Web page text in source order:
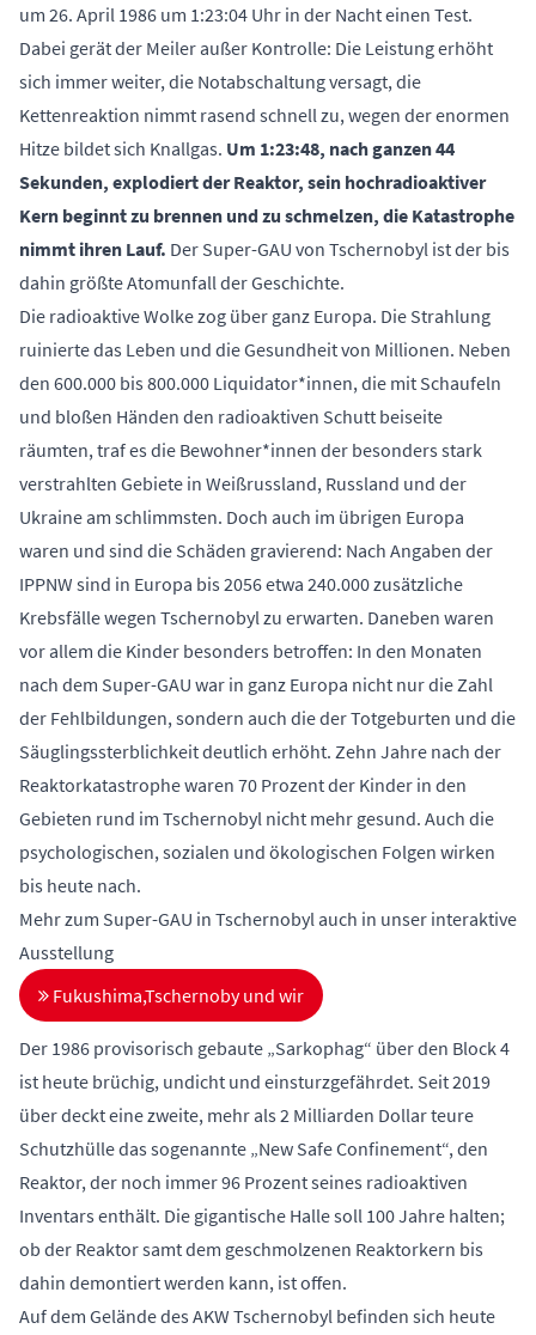
um 26. April 1986 um 1:23:04 Uhr in der Nacht einen Test.
Dabei gerät der Meiler außer Kontrolle: Die Leistung erhöht
sich immer weiter, die Notabschaltung versagt, die
Kettenreaktion nimmt rasend schnell zu, wegen der enormen
Hitze bildet sich Knallgas. Um 1:23:48, nach ganzen 44
Sekunden, explodiert der Reaktor, sein hochradioaktiver
Kern beginnt zu brennen und zu schmelzen, die Katastrophe
nimmt ihren Lauf. Der Super-GAU von Tschernobyl ist der bis
dahin größte Atomunfall der Geschichte.
Die radioaktive Wolke zog über ganz Europa. Die Strahlung
ruinierte das Leben und die Gesundheit von Millionen. Neben
den 600.000 bis 800.000 Liquidator*innen, die mit Schaufeln
und bloßen Händen den radioaktiven Schutt beiseite
räumten, traf es die Bewohner*innen der besonders stark
verstrahlten Gebiete in Weißrussland, Russland und der
Ukraine am schlimmsten. Doch auch im übrigen Europa
waren und sind die Schäden gravierend: Nach Angaben der
IPPNW sind in Europa bis 2056 etwa 240.000 zusätzliche
Krebsfälle wegen Tschernobyl zu erwarten. Daneben waren
vor allem die Kinder besonders betroffen: In den Monaten
nach dem Super-GAU war in ganz Europa nicht nur die Zahl
der Fehlbildungen, sondern auch die der Totgeburten und die
Säuglingssterblichkeit deutlich erhöht. Zehn Jahre nach der
Reaktorkatastrophe waren 70 Prozent der Kinder in den
Gebieten rund im Tschernobyl nicht mehr gesund. Auch die
psychologischen, sozialen und ökologischen Folgen wirken
bis heute nach.
Mehr zum Super-GAU in Tschernobyl auch in unser interaktive
Ausstellung
Fukushima,Tschernoby und wir
Der 1986 provisorisch gebaute „Sarkophag“ über den Block 4
ist heute brüchig, undicht und einsturzgefährdet. Seit 2019
über deckt eine zweite, mehr als 2 Milliarden Dollar teure
Schutzhülle das sogenannte „New Safe Confinement“, den
Reaktor, der noch immer 96 Prozent seines radioaktiven
Inventars enthält. Die gigantische Halle soll 100 Jahre halten;
ob der Reaktor samt dem geschmolzenen Reaktorkern bis
dahin demontiert werden kann, ist offen.
Auf dem Gelände des AKW Tschernobyl befinden sich heute